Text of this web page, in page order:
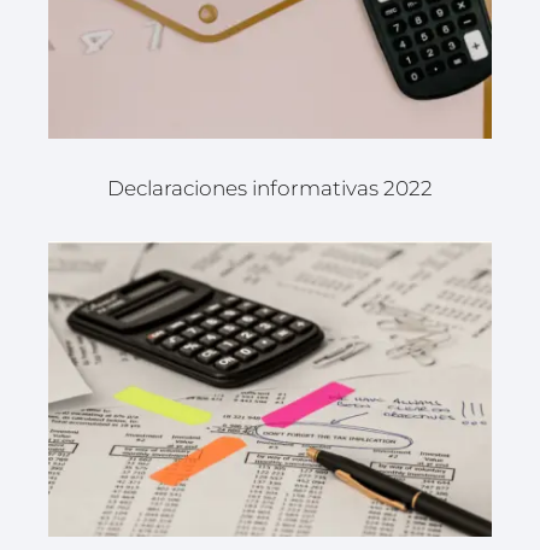
Declaraciones informativas 2022